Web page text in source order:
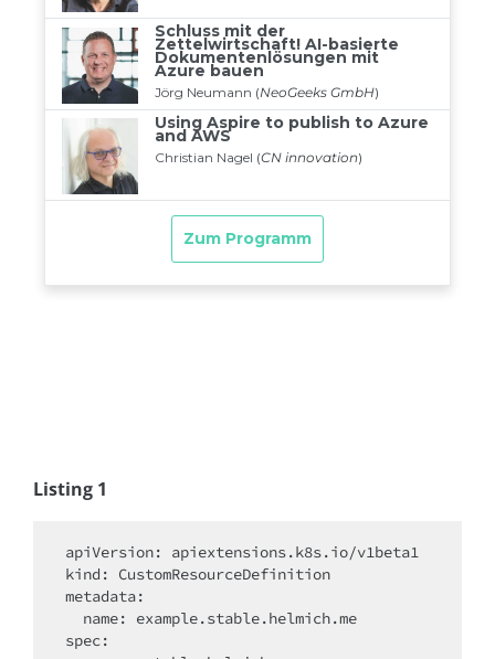
Listing 1
apiVersion: apiextensions.k8s.io/v1beta1
kind: CustomResourceDefinition
metadata:
spec: